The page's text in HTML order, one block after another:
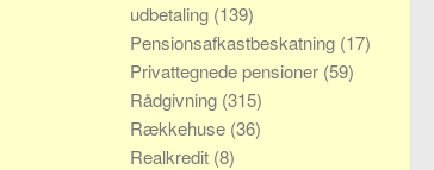
udbetaling (139)
Pensionsafkastbeskatning (17)
Privattegnede pensioner (59)
Rådgivning (315)
Rækkehuse (36)
Realkredit (8)